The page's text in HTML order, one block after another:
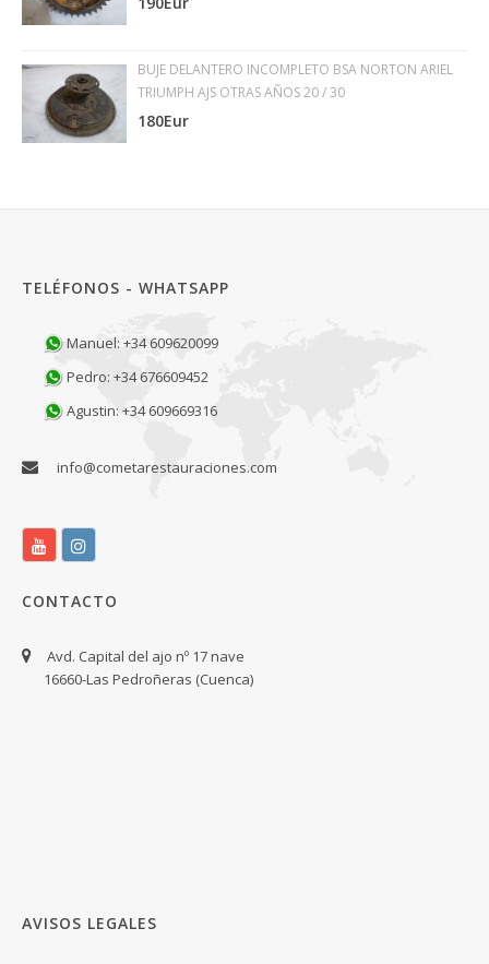
BUJE DELANTERO INCOMPLETO BSA NORTON ARIEL
TRIUMPH AJS OTRAS AÑOS 20 / 30
180Eur
TELÉFONOS - WHATSAPP
Manuel: +34 609620099
Pedro: +34 676609452
Agustin: +34 609669316
info@cometarestauraciones.com
CONTACTO
Avd. Capital del ajo nº 17 nave
16660-Las Pedroñeras (Cuenca)
AVISOS LEGALES